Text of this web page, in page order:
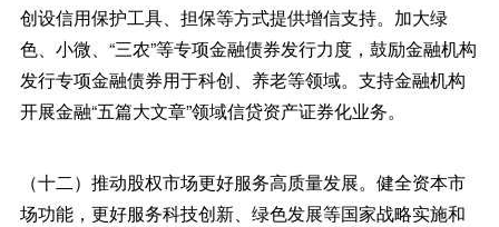
创设信用保护工具、担保等方式提供增信支持。加大绿
色、小微、“三农”等专项金融债券发行力度，鼓励金融机构
发行专项金融债券用于科创、养老等领域。支持金融机构
开展金融“五篇大文章”领域信贷资产证券化业务。
（十二）推动股权市场更好服务高质量发展。健全资本市
场功能，更好服务科技创新、绿色发展等国家战略实施和